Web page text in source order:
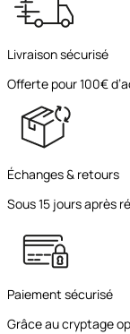
Livraison sécurisé
Offerte pour 100€
Échanges & retours
Sous 15 jours après
Paiement sécurisé
Grâce au cryptage